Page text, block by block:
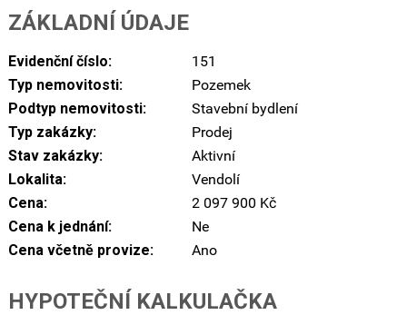
ZÁKLADNÍ ÚDAJE
Evidenční číslo:
151
Typ nemovitosti:
Pozemek
Podtyp nemovitosti:
Stavební bydlení
Typ zakázky:
Prodej
Stav zakázky:
Aktivní
Lokalita:
Vendolí
Cena:
2 097 900 Kč
Cena k jednání:
Ne
Cena včetně provize:
Ano
HYPOTEČNÍ KALKULAČKA